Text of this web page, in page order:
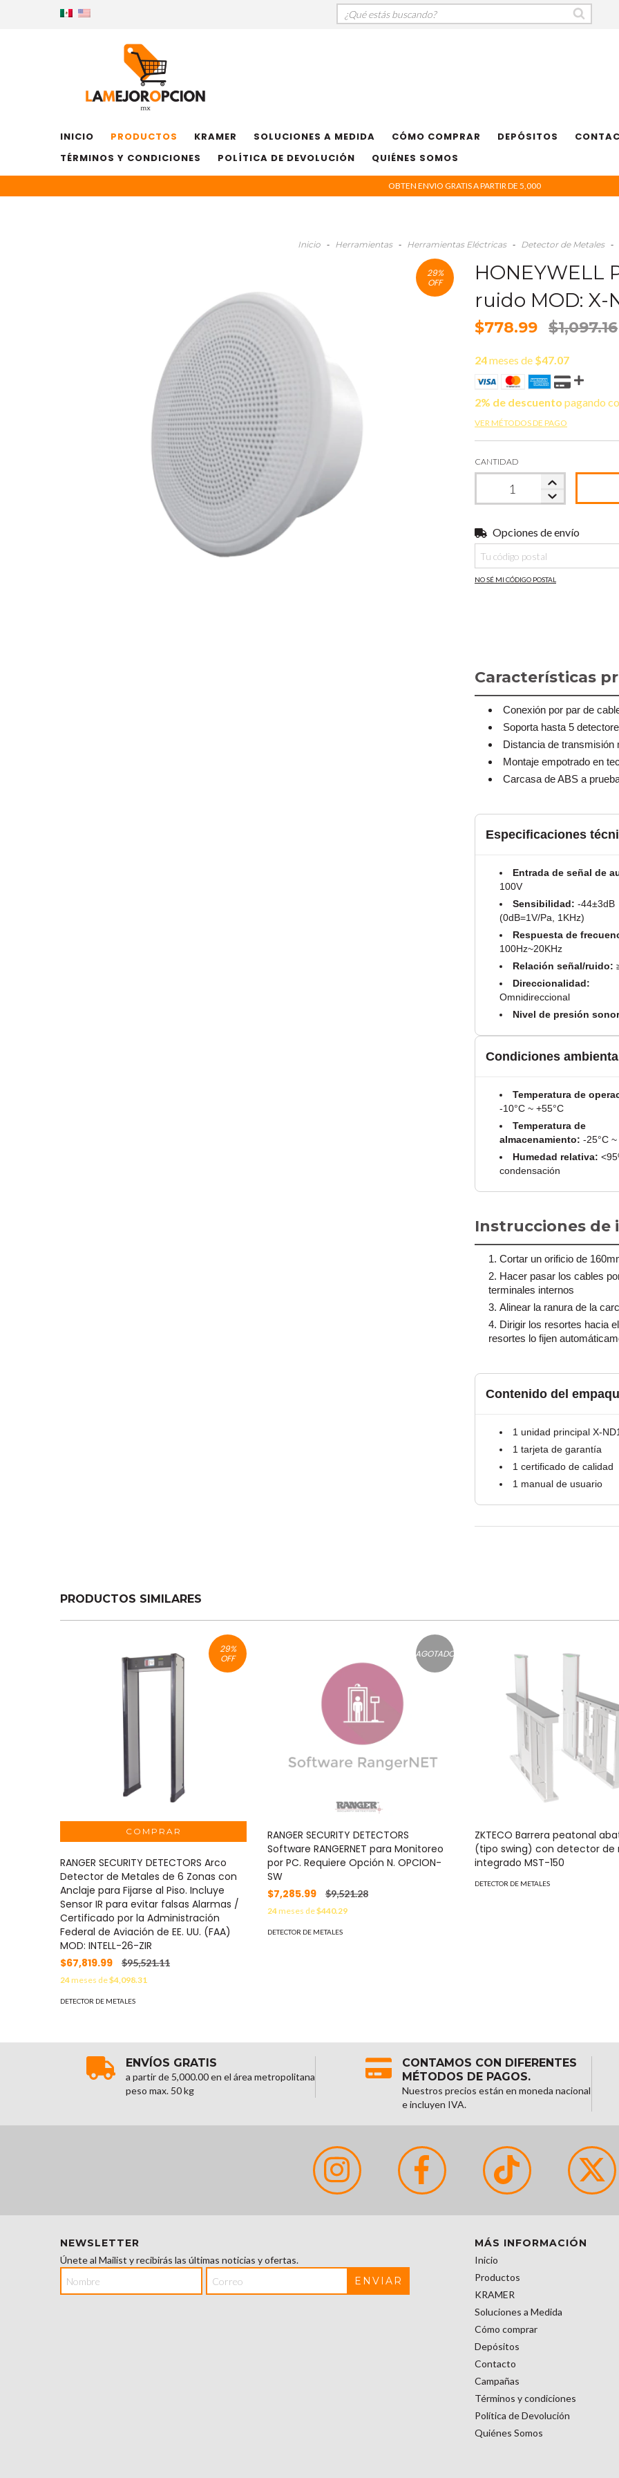
INICIO PRODUCTOS KRAMER SOLUCIONES A MEDIDA CÓMO COMPRAR DEPÓSITOS
TÉRMINOS Y CONDICIONES
POLÍTICA DE DEVOLUCIÓN QUIÉNES SOMOS
OBTEN ENVIO GRATIS A PARTIR DE 5,000
Inicio - Herramientas - Herramientas Eléctricas - Detector de Metales -
29%
OFF
HONEYWELL
ruido MOD: X-
$778.99 $1,097.16
24meses de $47.07
2% de descuento pagando
VER MÉTODOS DE PAGO
CANTIDAD
Entregas para el CP:
Opciones de envío
NO SÉ MI CÓDIGO POSTAL
Características
Conexión por par de
Soporta hasta 5
Distancia de
Montaje empotrado en
Carcasa de ABS a
Especificaciones
Entrada de señal de
100V
Sensibilidad: -44±3dB
(0dB=1V/Pa, 1KHz)
Respuesta de
100Hz~20KHz
Relación señal/ruido:
Direccionalidad:
Omnidireccional
Nivel de presión
Condiciones
Temperatura de
-10°C ~ +55°C
Temperatura de
almacenamiento: -25°C
Humedad relativa:
condensación
Instrucciones de
Cortar un orificio de
Hacer pasar los cables
terminales internos
Alinear la ranura de la
Dirigir los resortes hacia
resortes lo fijen
Contenido del
1 unidad principal X-
1 tarjeta de garantía
1 certificado de calidad
1 manual de usuario
PRODUCTOS SIMILARES
29%
OFF
RANGER SECURITY DETECTORS Arco
Detector de Metales de 6 Zonas con
Anclaje para Fijarse al Piso. Incluye
Sensor IR para evitar falsas Alarmas /
Certificado por la Administración
Federal de Aviación de EE. UU. (FAA)
MOD: INTELL-26-ZIR
$67,819.99
$95,521.11
24meses de$4,098.31
DETECTOR DE METALES
AGOTADO
RANGER SECURITY DETECTORS
Software RANGERNET para Monitoreo
por PC. Requiere Opción N. OPCION-
SW
$7,285.99
$9,521.28
24meses de$440.29
DETECTOR DE METALES
ZKTECO Barrera peatonal
(tipo swing) con detector de
integrado MST-150
DETECTOR DE METALES
ENVÍOS GRATIS
a partir de 5,000.00 en el área metropolitana
peso max. 50 kg
CONTAMOS CON DIFERENTES
MÉTODOS DE PAGOS.
Nuestros precios están en moneda nacional
e incluyen IVA.
NEWSLETTER
Únete al Mailist y recibirás las últimas noticias y ofertas.
MÁS INFORMACIÓN
Inicio
Productos
KRAMER
Soluciones a Medida
Cómo comprar
Depósitos
Contacto
Campañas
Términos y condiciones
Política de Devolución
Quiénes Somos